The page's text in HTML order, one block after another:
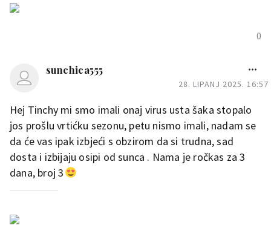
0
sunchica555
28. LIPANJ 2025. 16:57
Hej Tinchy mi smo imali onaj virus usta šaka stopalo
jos prošlu vrtićku sezonu, petu nismo imali, nadam se
da će vas ipak izbjeći s obzirom da si trudna, sad
dosta i izbijaju osipi od sunca . Nama je ročkas za 3
dana, broj 3